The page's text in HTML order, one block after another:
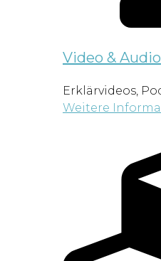
Video & Audio
Erklärvideos,
Weitere